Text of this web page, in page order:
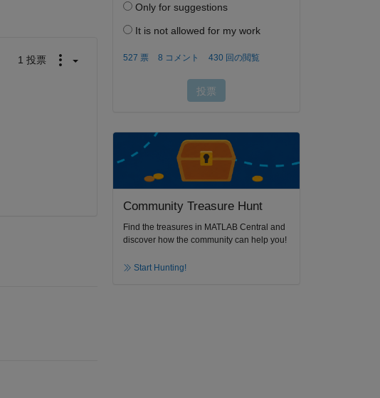
1 投票
Community Treasure Hunt
Find the treasures in MATLAB Central and
discover how the community can help you!
Start Hunting!